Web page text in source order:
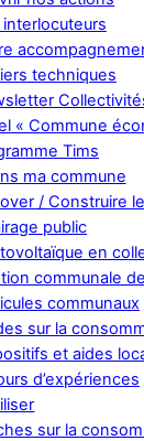
interlocuteurs
techniques
« Commune
Tims
ma commune
/ Construire
public
en
communale de
communaux
sur la
et aides
d’expériences
sur la